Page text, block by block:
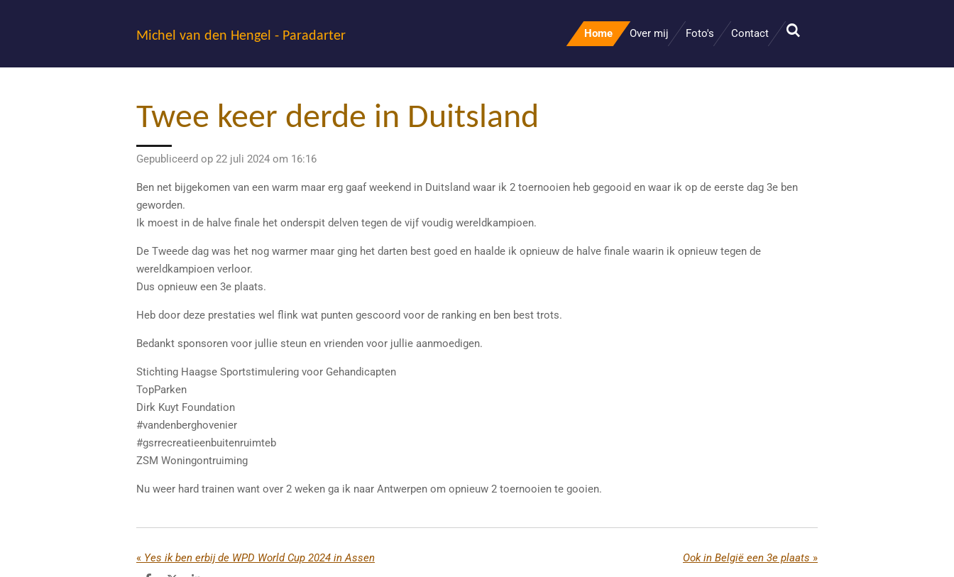
de
Michel van den Hengel - Paradarter Home Over mij Foto's Contact
Twee keer derde in Duitsland
Gepubliceerd op 22 juli 2024 om 16:16
Ben net bijgekomen van een warm maar erg gaaf weekend in Duitsland waar ik 2 toernooien heb gegooid en waar ik op de eerste dag 3e ben
geworden.
Ik moest in de halve finale het onderspit delven tegen de vijf voudig wereldkampioen.
De Tweede dag was het nog warmer maar ging het darten best goed en haalde ik opnieuw de halve finale waarin ik opnieuw tegen de
wereldkampioen verloor.
Dus opnieuw een 3e plaats.
Heb door deze prestaties wel flink wat punten gescoord voor de ranking en ben best trots.
Bedankt sponsoren voor jullie steun en vrienden voor jullie aanmoedigen.
Stichting Haagse Sportstimulering voor Gehandicapten
TopParken
Dirk Kuyt Foundation
#vandenberghovenier
#gsrrecreatieenbuitenruimteb
ZSM Woningontruiming
Nu weer hard trainen want over 2 weken ga ik naar Antwerpen om opnieuw 2 toernooien te gooien.
« Yes ik ben erbij de WPD World Cup 2024 in Assen Ook in België een 3e plaats »